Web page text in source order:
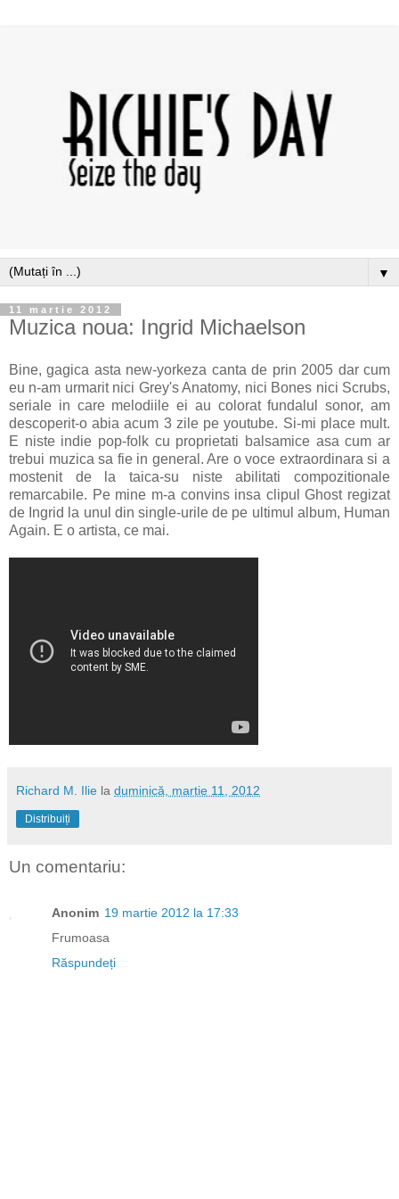
▼
11 martie 2012
Muzica noua: Ingrid Michaelson
Bine, gagica asta new-yorkeza canta de prin 2005 dar cum
eu n-am urmarit nici Grey's Anatomy, nici Bones nici Scrubs,
seriale in care melodiile ei au colorat fundalul sonor, am
descoperit-o abia acum 3 zile pe youtube. Si-mi place mult.
E niste indie pop-folk cu proprietati balsamice asa cum ar
trebui muzica sa fie in general. Are o voce extraordinara si a
mostenit de la taica-su niste abilitati compozitionale
remarcabile. Pe mine m-a convins insa clipul Ghost regizat
de Ingrid la unul din single-urile de pe ultimul album, Human
Again. E o artista, ce mai.
Richard M. Ilie la duminică, martie 11, 2012
Distribuiți
Un comentariu:
Anonim 19 martie 2012 la 17:33
Frumoasa
Răspundeți